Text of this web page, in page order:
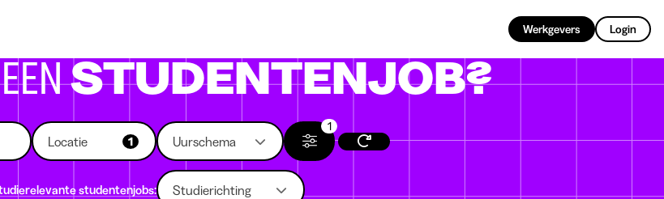
Werkgevers Login
EENSTUDENTENJOB?
Locatie 1 Uurschema
1
studentenjobs: Studierichting